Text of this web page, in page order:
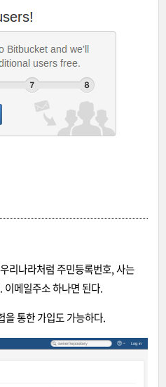
리나라처럼 주민등록번호, 사는
이메일주소 하나면 된다.
을 통한 가입도 가능하다.